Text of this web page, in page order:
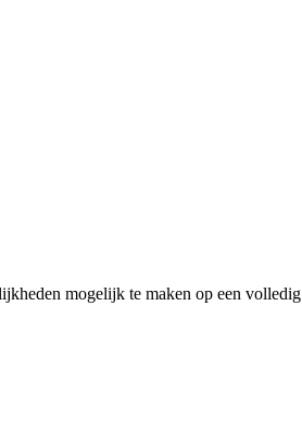
mogelijk te maken op een